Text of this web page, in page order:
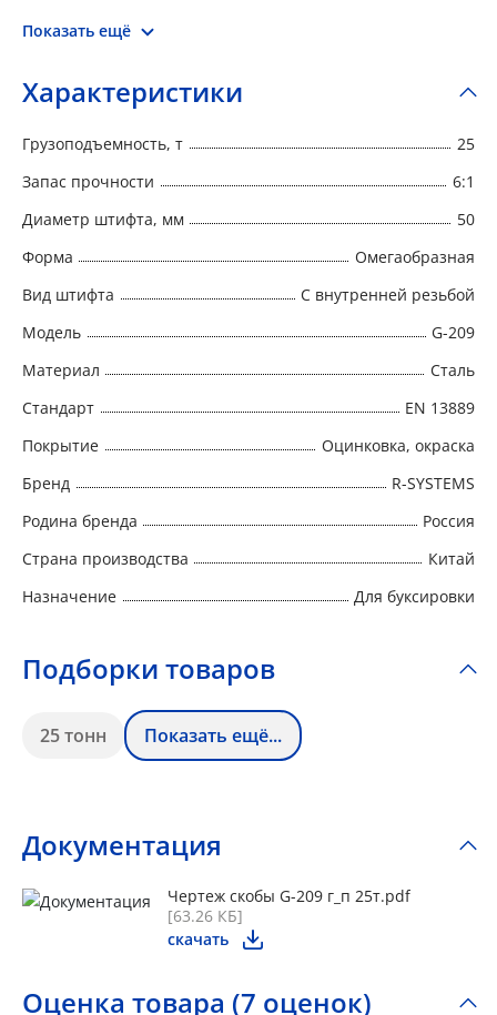
использования. Омегообразная скоба G209
элемента канатных и цепных изделий между
поверхностям или конструктивным
элементам. Такелажная скоба покрыта слоем
преждевременного разрушения • Не
подвергать термической обработке •
Покрытие скобы – горячее цинкование
Показать ещё
Характеристики
Грузоподъемность, т
25
Запас прочности
6:1
Диаметр штифта, мм
50
Форма
Омегаобразная
Вид штифта
С внутренней резьбой
Модель
G-209
Материал
Сталь
Стандарт
EN 13889
Покрытие
Оцинковка, окраска
Бренд
R-SYSTEMS
Родина бренда
Россия
Страна производства
Китай
Назначение
Для буксировки
Подборки товаров
25 тонн Показать ещё...
Документация
Чертеж скобы G-209 г_п 25т.pdf
[63.26 КБ]
скачать
Оценка товара (7 оценок)